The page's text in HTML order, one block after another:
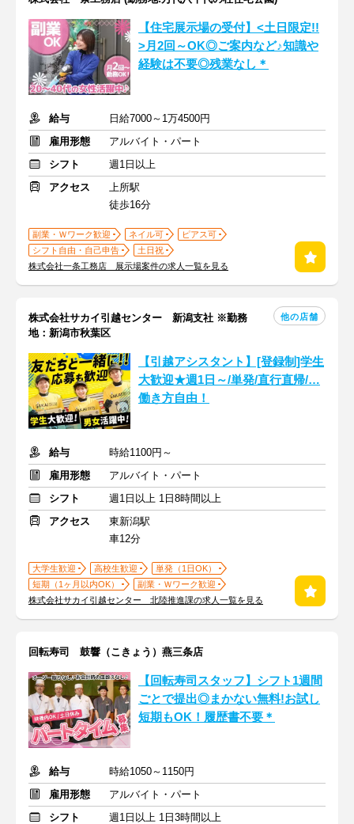
【住宅展示場の受付】<土日限定!!
>月2回～OK◎ご案内など♪知識や
経験は不要◎残業なし＊
給与
日給7000～1万4500円
雇用形態
アルバイト・パート
シフト
週1日以上
アクセス
上所駅
徒歩16分
副業・Ｗワーク歓迎 ネイル可
ピアス可
シフト自由・自己申告
土日祝
株式会社一条工務店 展示場案件の求人一覧を見る
株式会社サカイ引越センター 新潟支社 ※勤務
地：新潟市秋葉区
他の店舗
【引越アシスタント】[登録制]学生
大歓迎★週1日～/単発/直行直帰/…
働き方自由！
給与
時給1100円～
雇用形態
アルバイト・パート
シフト
週1日以上 1日8時間以上
アクセス
東新潟駅
車12分
大学生歓迎 高校生歓迎
単発（1日OK）
短期（1ヶ月以内OK）
副業・Ｗワーク歓迎
株式会社サカイ引越センター 北陸推進課の求人一覧を見る
回転寿司 鼓響（こきょう）燕三条店
【回転寿司スタッフ】シフト1週間
ごとで提出◎まかない無料!お試し
短期もOK！履歴書不要＊
給与
時給1050～1150円
雇用形態
アルバイト・パート
シフト
週1日以上 1日3時間以上